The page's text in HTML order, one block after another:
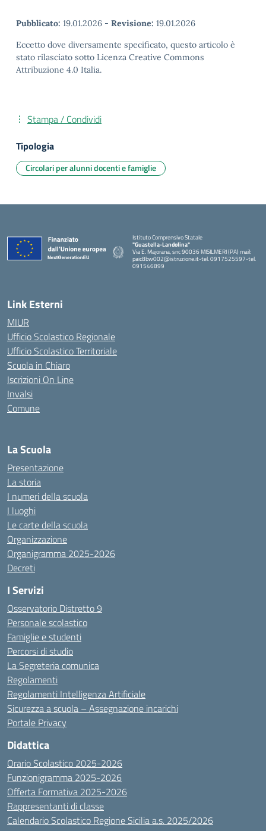
Pubblicato: 19.01.2026 - Revisione: 19.01.2026
Eccetto dove diversamente specificato, questo articolo è
stato rilasciato sotto Licenza Creative Commons
Attribuzione 4.0 Italia.
Stampa / Condividi
Tipologia
Circolari per alunni docenti e famiglie
Istituto Comprensivo Statale
"Guastella-Landolina"
Via E. Majorana, snc 90036 MISILMERI (PA) mail:
paic8bw002@istruzione.it-tel. 0917525597-tel.
091546899
Link Esterni
MIUR
Ufficio Scolastico Regionale
Ufficio Scolastico Territoriale
Scuola in Chiaro
Iscrizioni On Line
Invalsi
Comune
La Scuola
Presentazione
La storia
I numeri della scuola
I luoghi
Le carte della scuola
Organizzazione
Organigramma 2025-2026
Decreti
I Servizi
Osservatorio Distretto 9
Personale scolastico
Famiglie e studenti
Percorsi di studio
La Segreteria comunica
Regolamenti
Regolamenti Intelligenza Artificiale
Sicurezza a scuola – Assegnazione incarichi
Portale Privacy
Didattica
Orario Scolastico 2025-2026
Funzionigramma 2025-2026
Offerta Formativa 2025-2026
Rappresentanti di classe
Calendario Scolastico Regione Sicilia a.s. 2025/2026